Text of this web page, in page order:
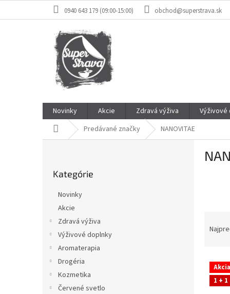
0940 643 179 (09:00-15:00) obchod@superstrava.sk
Novinky Akcie Zdravá výživa Výživové
DomovPredávané značky NANOVITAE
kategórie
Kategórie
Novinky
Akcie
Zdravá výživa
Výživové doplnky
Aromaterapia
Drogéria
Kozmetika
Červené svetlo
nV
p
Akcia
1 + 1